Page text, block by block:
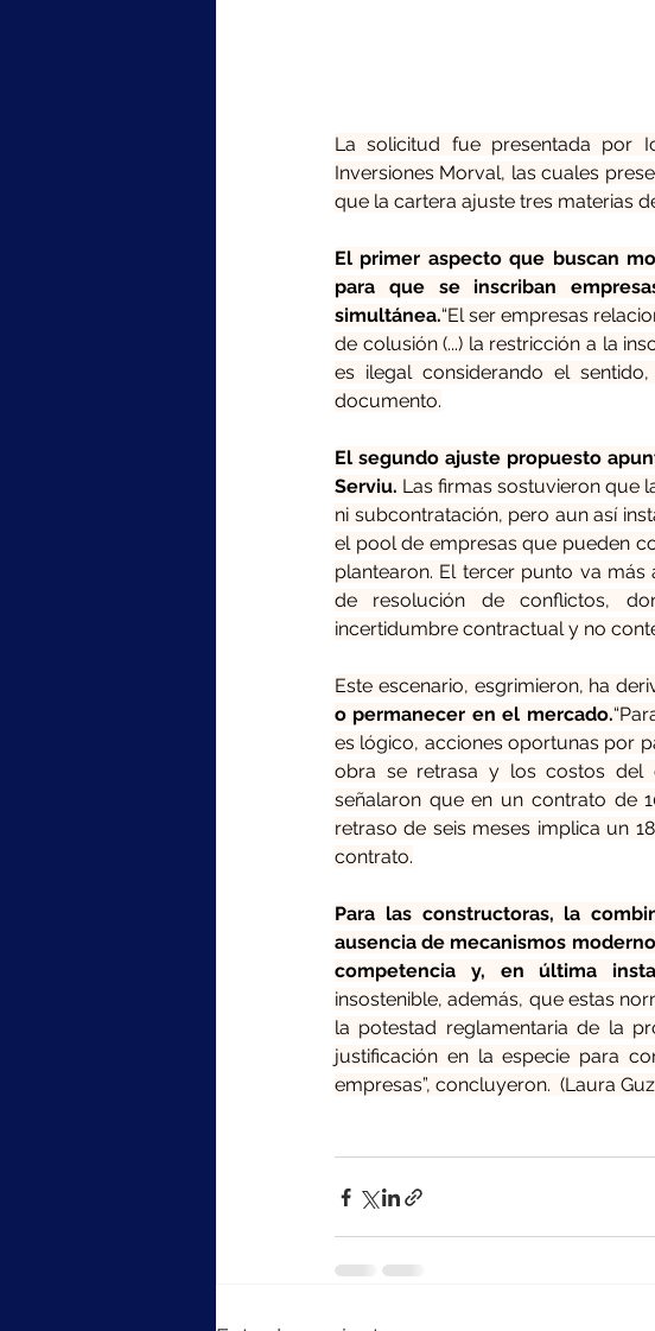
La solicitud fue presentada por
Inversiones Morval, las cuales
que la cartera ajuste tres materias
El primer aspecto que buscan
para que se inscriban
simultánea.“El ser empresas
de colusión (...) la restricción a la
es ilegal considerando el
documento.
El segundo ajuste propuesto
Serviu. Las firmas sostuvieron que
ni subcontratación, pero aun así
el pool de empresas que pueden
plantearon. El tercer punto va
de resolución de conflictos,
incertidumbre contractual y no
Este escenario, esgrimieron, ha
o permanecer en el mercado.
es lógico, acciones oportunas por
obra se retrasa y los costos del
señalaron que en un contrato de
retraso de seis meses implica un
contrato.
Para las constructoras, la
ausencia de mecanismos
competencia y, en última
insostenible, además, que estas
la potestad reglamentaria de la
justificación en la especie para
empresas”, concluyeron.  (Laura